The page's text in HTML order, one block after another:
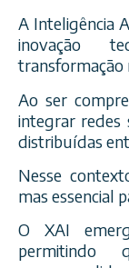
A Inteligência
inovação
transformação
Ao ser
integrar redes
distribuídas
Nesse
mas essencial
O XAI